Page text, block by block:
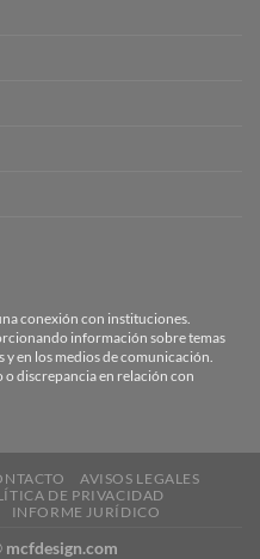
conexión con instituciones.
información sobre temas
en los medios de comunicación.
o discrepancia en relación con
AVISOS LEGALES
DE PRIVACIDAD
INFORME JURÍDICO
mcfdesign.com